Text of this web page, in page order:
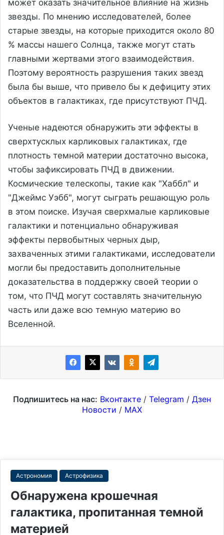
может оказать значительное влияние на жизнь
звезды. По мнению исследователей, более
старые звезды, на которые приходится около 80
% массы нашего Солнца, также могут стать
главными жертвами этого взаимодействия.
Поэтому вероятность разрушения таких звезд
была бы выше, что привело бы к дефициту этих
объектов в галактиках, где присутствуют ПЧД.
Ученые надеются обнаружить эти эффекты в
сверхтусклых карликовых галактиках, где
плотность темной материи достаточно высока,
чтобы зафиксировать ПЧД в движении.
Космические телескопы, такие как "Хаббл" и
"Джеймс Уэбб", могут сыграть решающую роль
в этом поиске. Изучая сверхмалые карликовые
галактики и потенциально обнаруживая
эффекты первобытных черных дыр,
захваченных этими галактиками, исследователи
могли бы предоставить дополнительные
доказательства в поддержку своей теории о
том, что ПЧД могут составлять значительную
часть или даже всю темную материю во
Вселенной.
Подпишитесь на нас: Вконтакте / Telegram / Дзен
Новости / MAX